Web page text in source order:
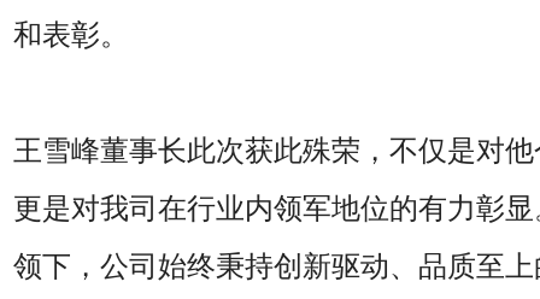
和表彰。
王雪峰董事长此次获此殊荣，不仅是对
更是对我司在行业内领军地位的有力彰
领下，公司始终秉持创新驱动、品质至